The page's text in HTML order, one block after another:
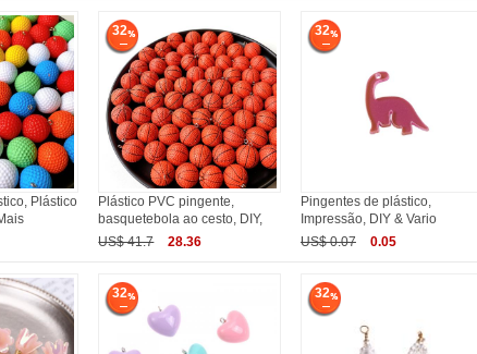
Plástico
32
Plástico PVC pingente,
basquetebola ao cesto, DIY,
US$ 41.7
28.36
32
Pingentes de plástico,
Impressão, DIY & Vario
US$ 0.07
0.05
32 32